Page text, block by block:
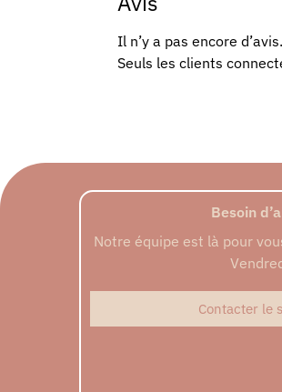
Il n’y a pas encore d’avis.
Seuls les clients
Besoin
Notre équipe est là pour
Contacter le